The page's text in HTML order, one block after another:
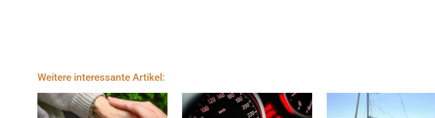
Weitere interessante Artikel: